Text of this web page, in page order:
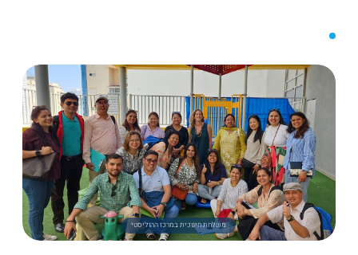
משלחת חינוכית במרכז ההוליסטי